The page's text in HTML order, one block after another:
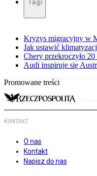
Tagi
Kryzys migracyjny w
Jak ustawić
Chery przekroczyło
Audi inspiruje się
Promowane treści
KONTAKT
O nas
Kontakt
Napisz do nas